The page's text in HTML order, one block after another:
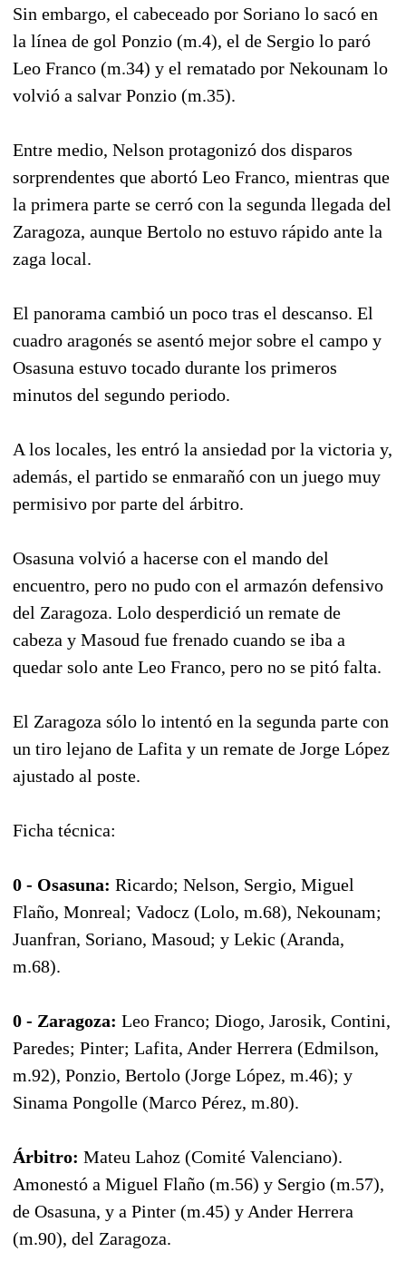
Sin embargo, el cabeceado por Soriano lo sacó en
la línea de gol Ponzio (m.4), el de Sergio lo paró
Leo Franco (m.34) y el rematado por Nekounam lo
volvió a salvar Ponzio (m.35).
Entre medio, Nelson protagonizó dos disparos
sorprendentes que abortó Leo Franco, mientras que
la primera parte se cerró con la segunda llegada del
Zaragoza, aunque Bertolo no estuvo rápido ante la
zaga local.
El panorama cambió un poco tras el descanso. El
cuadro aragonés se asentó mejor sobre el campo y
Osasuna estuvo tocado durante los primeros
minutos del segundo periodo.
A los locales, les entró la ansiedad por la victoria y,
además, el partido se enmarañó con un juego muy
permisivo por parte del árbitro.
Osasuna volvió a hacerse con el mando del
encuentro, pero no pudo con el armazón defensivo
del Zaragoza. Lolo desperdició un remate de
cabeza y Masoud fue frenado cuando se iba a
quedar solo ante Leo Franco, pero no se pitó falta.
El Zaragoza sólo lo intentó en la segunda parte con
un tiro lejano de Lafita y un remate de Jorge López
ajustado al poste.
Ficha técnica:
0 - Osasuna: Ricardo; Nelson, Sergio, Miguel
Flaño, Monreal; Vadocz (Lolo, m.68), Nekounam;
Juanfran, Soriano, Masoud; y Lekic (Aranda,
m.68).
0 - Zaragoza: Leo Franco; Diogo, Jarosik, Contini,
Paredes; Pinter; Lafita, Ander Herrera (Edmilson,
m.92), Ponzio, Bertolo (Jorge López, m.46); y
Sinama Pongolle (Marco Pérez, m.80).
Árbitro: Mateu Lahoz (Comité Valenciano).
Amonestó a Miguel Flaño (m.56) y Sergio (m.57),
de Osasuna, y a Pinter (m.45) y Ander Herrera
(m.90), del Zaragoza.